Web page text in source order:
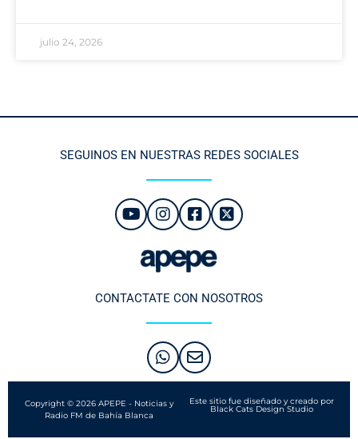
julio 24, 2026
SEGUINOS EN NUESTRAS REDES SOCIALES
CONTACTATE CON NOSOTROS
Copyright © 2026 APEPE - Noticias y
Radio FM de Bahía Blanca
Este sitio fue diseñado y creado por
Black Cats Design Studio